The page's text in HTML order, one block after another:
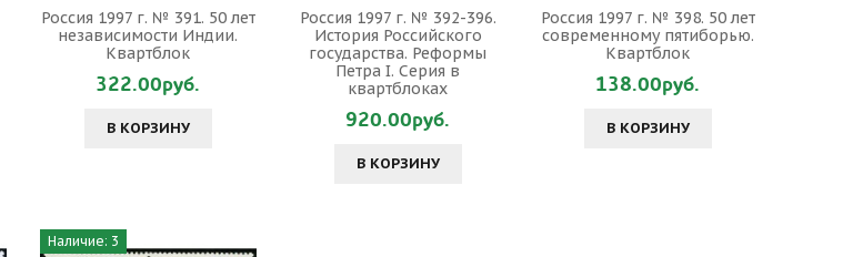
Россия 1997 г. № 391. 50 лет
независимости Индии.
Квартблок
322.00руб.
В КОРЗИНУ
Россия 1997 г. № 392-396.
История Российского
государства. Реформы
Петра I. Серия в
квартблоках
920.00руб.
В КОРЗИНУ
Россия 1997 г. № 398. 50 лет
современному пятиборью.
Квартблок
138.00руб.
В КОРЗИНУ
Наличие: 3